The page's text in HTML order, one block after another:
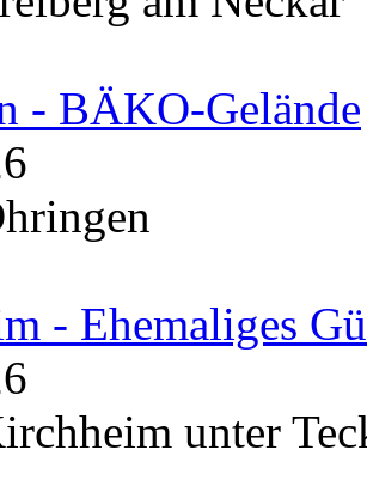
- BÄKO-Gelände
- Ehemaliges
unter